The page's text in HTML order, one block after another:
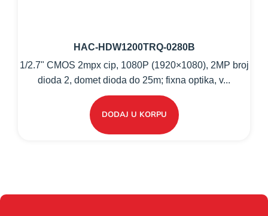
HAC-HDW1200TRQ-0280B
1/2.7" CMOS 2mpx cip, 1080P (1920×1080), 2MP broj
dioda 2, domet dioda do 25m; fixna optika, v...
DODAJ U KORPU